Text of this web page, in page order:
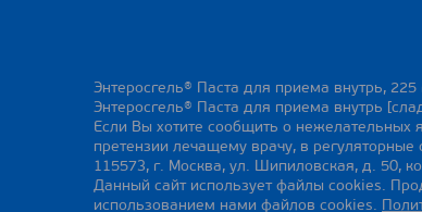
Энтеросгель® Паста для приема внутрь,
Энтеросгель® Паста для приема внутрь
Если Вы хотите сообщить о нежелательных
претензии лечащему врачу, в
115573, г. Москва, ул. Шипиловская, д. 50,
Данный сайт использует файлы cookies.
использованием нами файлов cookies.